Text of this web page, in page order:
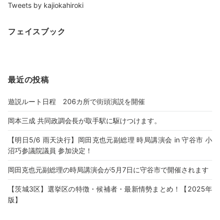
Tweets by kajiokahiroki
フェイスブック
最近の投稿
遊説ルート日程 206カ所で街頭演説を開催
岡本三成 共同政調会長が取手駅に駆けつけます。
【明日5/6 雨天決行】岡田克也元副総理 時局講演会 in 守谷市 小
沼巧参議院議員 参加決定！
岡田克也元副総理の時局講演会が5月7日に守谷市で開催されます
【茨城3区】選挙区の特徴・候補者・最新情勢まとめ！【2025年
版】